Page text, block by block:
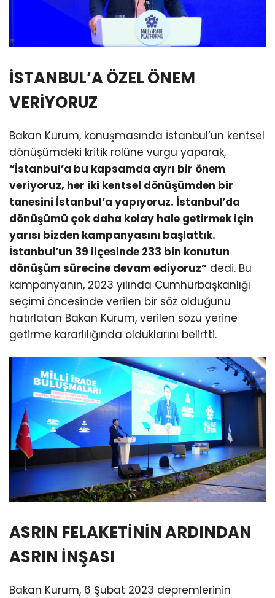
İSTANBUL’A ÖZEL ÖNEM
VERİYORUZ
Bakan Kurum, konuşmasında İstanbul’un kentsel
dönüşümdeki kritik rolüne vurgu yaparak,
“İstanbul’a bu kapsamda ayrı bir önem
veriyoruz, her iki kentsel dönüşümden bir
tanesini İstanbul’a yapıyoruz. İstanbul’da
dönüşümü çok daha kolay hale getirmek için
yarısı bizden kampanyasını başlattık.
İstanbul’un 39 ilçesinde 233 bin konutun
dönüşüm sürecine devam ediyoruz” dedi. Bu
kampanyanın, 2023 yılında Cumhurbaşkanlığı
seçimi öncesinde verilen bir söz olduğunu
hatırlatan Bakan Kurum, verilen sözü yerine
getirme kararlılığında olduklarını belirtti.
ASRIN FELAKETİNİN ARDINDAN
ASRIN İNŞASI
Bakan Kurum, 6 Şubat 2023 depremlerinin